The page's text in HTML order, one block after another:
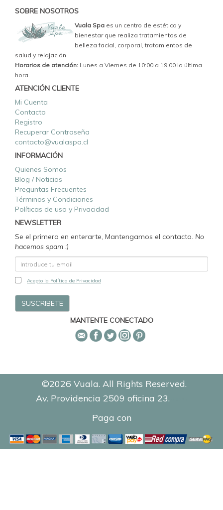
SOBRE NOSOTROS
Vuala Spa es un centro de estética y
bienestar que realiza tratamientos de
belleza facial, corporal, tratamientos de
salud y relajación.
Horarios de atención: Lunes a Viernes de 10:00 a 19:00 la última
hora.
ATENCIÓN CLIENTE
Mi Cuenta
Contacto
Registro
Recuperar Contraseña
contacto@vualaspa.cl
INFORMACIÓN
Quienes Somos
Blog / Noticias
Preguntas Frecuentes
Términos y Condiciones
Políticas de uso y Privacidad
NEWSLETTER
Se el primero en enterarte, Mantengamos el contacto. No
hacemos spam :)
Acepto la Política de Privacidad
MANTENTE CONECTADO
©2026 Vuala. All Rights Reserved.
Av. Providencia 2509 oficina 23.
Paga con